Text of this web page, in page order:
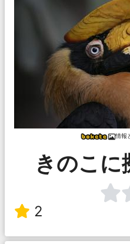
情報
きのこに
2